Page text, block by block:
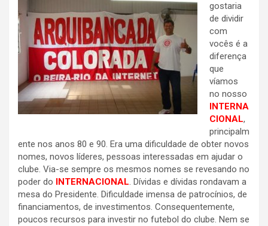
gostaria
de dividir
com
vocês é a
diferença
que
víamos
no nosso
INTERNA
CIONAL,
principalm
ente nos anos 80 e 90. Era uma dificuldade de obter novos
nomes, novos líderes, pessoas interessadas em ajudar o
clube. Via-se sempre os mesmos nomes se revesando no
poder do INTERNACIONAL. Dívidas e dívidas rondavam a
mesa do Presidente. Dificuldade imensa de patrocínios, de
financiamentos, de investimentos. Consequentemente,
poucos recursos para investir no futebol do clube. Nem se